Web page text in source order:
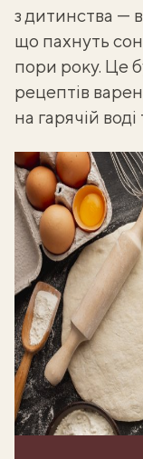
з дитинства —
що пахнуть
пори року. Це
рецептів
на гарячій
Shuba корисності